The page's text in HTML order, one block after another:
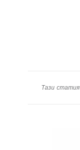
Тази